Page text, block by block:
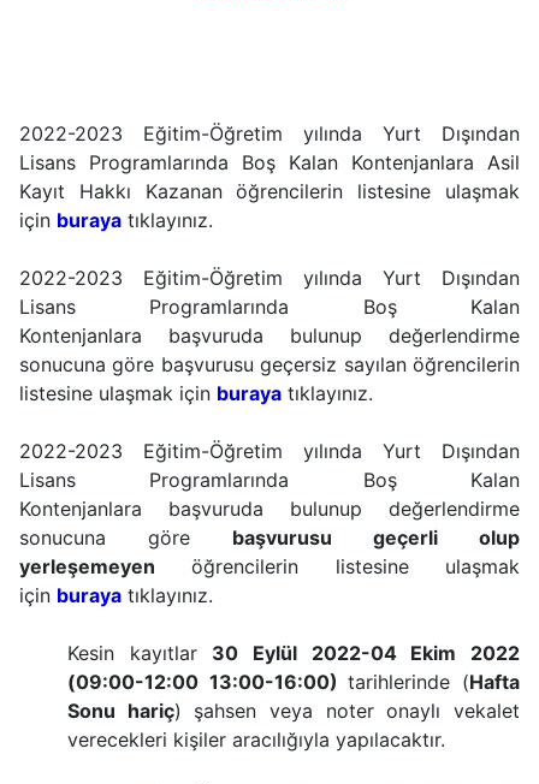
2022-2023 Eğitim-Öğretim yılında Yurt Dışından
Lisans Programlarında Boş Kalan Kontenjanlara Asil
Kayıt Hakkı Kazanan öğrencilerin listesine ulaşmak
için buraya tıklayınız.
2022-2023 Eğitim-Öğretim yılında Yurt Dışından
Lisans Programlarında Boş Kalan
Kontenjanlara başvuruda bulunup değerlendirme
sonucuna göre başvurusu geçersiz sayılan öğrencilerin
listesine ulaşmak için buraya tıklayınız.
2022-2023 Eğitim-Öğretim yılında Yurt Dışından
Lisans Programlarında Boş Kalan
Kontenjanlara başvuruda bulunup değerlendirme
sonucuna göre başvurusu geçerli olup
yerleşemeyen öğrencilerin listesine ulaşmak
için buraya tıklayınız.
Kesin kayıtlar 30 Eylül 2022-04 Ekim 2022
(09:00-12:00 13:00-16:00)tarihlerinde (Hafta
Sonu hariç) şahsen veya noter onaylı vekalet
verecekleri kişiler aracılığıyla yapılacaktır.